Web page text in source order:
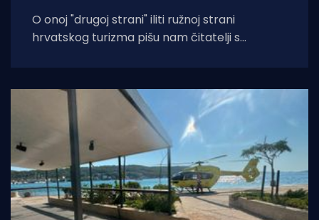
O onoj "drugoj strani" iliti ružnoj strani
hrvatskog turizma pišu nam čitatelji s